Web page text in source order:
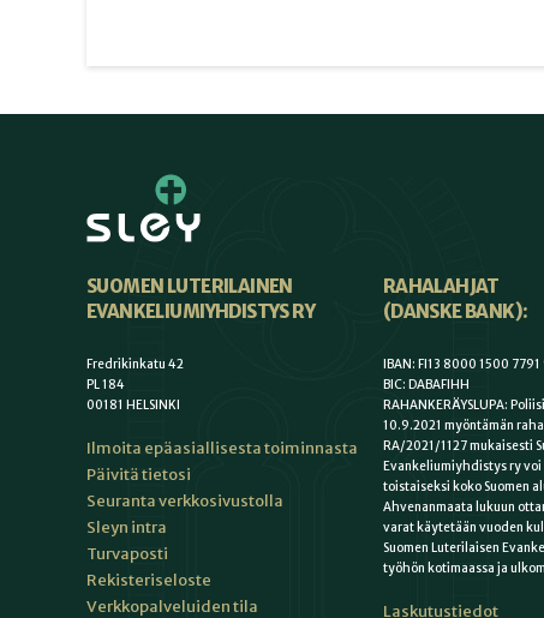
SUOMEN LUTERILAINEN
EVANKELIUMIYHDISTYS RY
Fredrikinkatu 42
PL 184
00181 HELSINKI
Ilmoita epäasiallisesta toiminnasta
Päivitä tietosi
Seuranta verkkosivustolla
Sleyn intra
Turvaposti
Rekisteriseloste
Verkkopalveluiden tila
RAHALAHJAT
(DANSKE BANK):
IBAN: FI13 8000 1500 7791
BIC: DABAFIHH
RAHANKERÄYSLUPA:
10.9.2021 myöntämän
RA/2021/1127 mukaisesti
Evankeliumiyhdistys ry voi
toistaiseksi koko Suomen
Ahvenanmaata lukuun
varat käytetään vuoden
Suomen Luterilaisen
työhön kotimaassa ja
Laskutustiedot